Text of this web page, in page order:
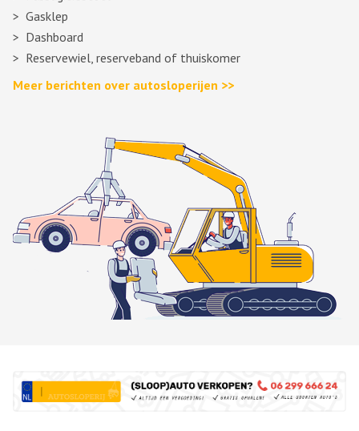
Gasklep
Dashboard
Reservewiel, reserveband of thuiskomer
Meer berichten over autosloperijen >>